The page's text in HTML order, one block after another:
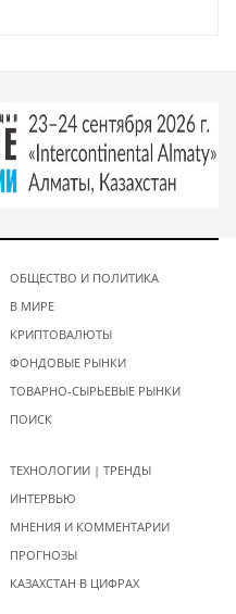
ОБЩЕСТВО И ПОЛИТИКА
В МИРЕ
КРИПТОВАЛЮТЫ
ФОНДОВЫЕ РЫНКИ
ТОВАРНО-СЫРЬЕВЫЕ РЫНКИ
ПОИСК
ТЕХНОЛОГИИ | ТРЕНДЫ
ИНТЕРВЬЮ
МНЕНИЯ И КОММЕНТАРИИ
ПРОГНОЗЫ
КАЗАХСТАН В ЦИФРАХ